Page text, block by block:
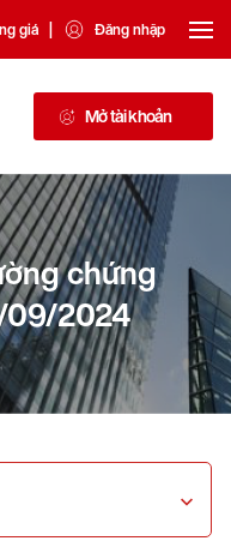
giá | Đăng nhập
Mở tài khoản
chứng
09/2024